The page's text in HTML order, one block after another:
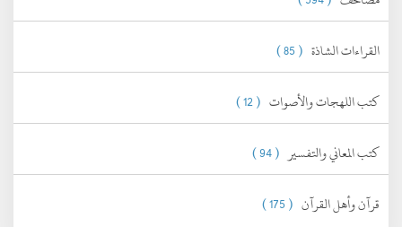
القراءات الشاذة ( 85 )
كتب اللهجات والأصوات ( 12 )
كتب المعاني والتفسير ( 94 )
قرآن وأهل القرآن ( 175 )